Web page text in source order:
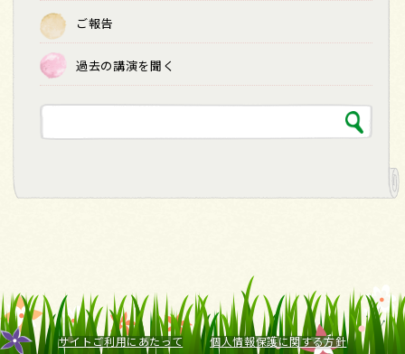
ご報告
過去の講演を聞く
サイトご利用にあたって
個人情報保護に関する方針